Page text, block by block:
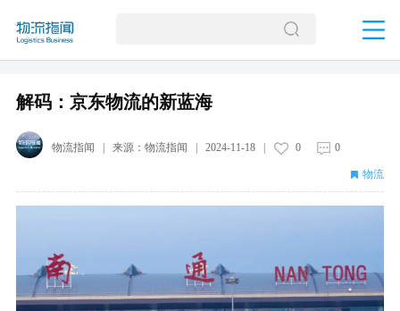
解码：京东物流的新蓝海
物流指闻 | 来源： 物流指闻 2024-11-18| 0 0
物流